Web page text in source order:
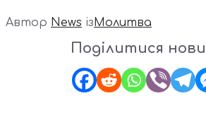
Автор News ізМолитва
Поділитися